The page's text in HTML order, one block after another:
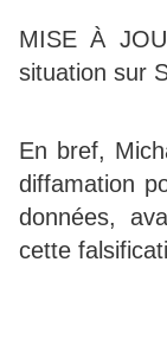
MISE À
situation sur
En bref,
diffamation
données,
cette